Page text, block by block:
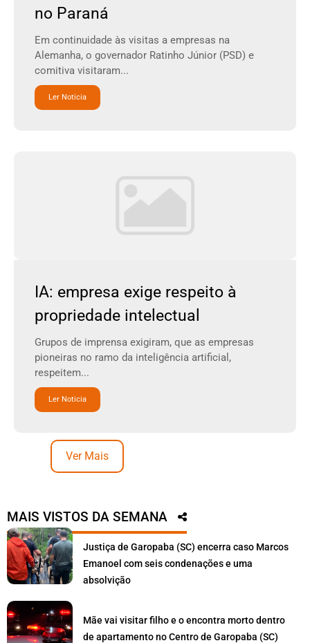
no Paraná
Em continuidade às visitas a empresas na
Alemanha, o governador Ratinho Júnior (PSD) e
comitiva visitaram...
Ler Noticia
IA: empresa exige respeito à
propriedade intelectual
Grupos de imprensa exigiram, que as empresas
pioneiras no ramo da inteligência artificial,
respeitem...
Ler Noticia
Ver Mais
MAIS VISTOS DA SEMANA
Justiça de Garopaba (SC) encerra caso Marcos
Emanoel com seis condenações e uma
absolvição
Mãe vai visitar filho e o encontra morto dentro
de apartamento no Centro de Garopaba (SC)